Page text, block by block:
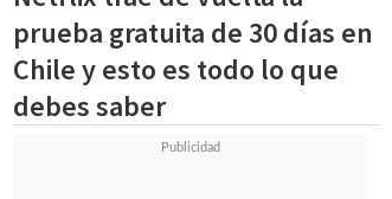
prueba gratuita de 30 días en
Chile y esto es todo lo que
debes saber